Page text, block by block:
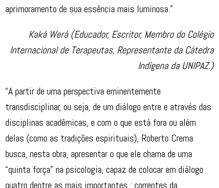
aprimoramento de sua essência mais luminosa.”
Kaká Werá (Educador, Escritor, Membro do Colégio
Internacional de Terapeutas, Representante da Cátedra
Indígena da UNIPAZ.)
“A partir de uma perspectiva eminentemente
transdisciplinar, ou seja, de um diálogo entre e através das
disciplinas acadêmicas, e com o que está fora ou além
delas (como as tradições espirituais), Roberto Crema
busca, nesta obra, apresentar o que ele chama de uma
“quinta força” na psicologia, capaz de colocar em diálogo
quatro dentre as mais importantes : correntes da